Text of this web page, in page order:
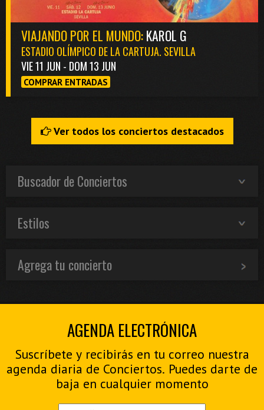
VIAJANDO POR EL MUNDO:KAROL G
ESTADIO OLÍMPICO DE LA CARTUJA. SEVILLA
VIE 11 JUN - DOM 13 JUN
COMPRAR ENTRADAS
Ver todos los conciertos destacados
Buscador de Conciertos
Estilos
Agrega tu concierto
AGENDA ELECTRÓNICA
Suscríbete y recibirás en tu correo nuestra
agenda diaria de Conciertos. Puedes darte de
baja en cualquier momento